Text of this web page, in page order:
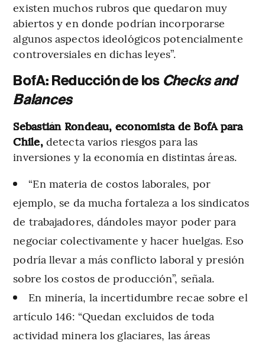
existen muchos rubros que quedaron muy
abiertos y en donde podrían incorporarse
algunos aspectos ideológicos potencialmente
controversiales en dichas leyes”.
BofA: Reducción de los Checks and
Balances
Sebastián Rondeau, economista de BofA para
Chile,detecta varios riesgos para las
inversiones y la economía en distintas áreas.
“En materia de costos laborales, por
ejemplo, se da mucha fortaleza a los sindicatos
de trabajadores, dándoles mayor poder para
negociar colectivamente y hacer huelgas. Eso
podría llevar a más conflicto laboral y presión
sobre los costos de producción”, señala.
En minería, la incertidumbre recae sobre el
artículo 146: “Quedan excluidos de toda
actividad minera los glaciares, las áreas